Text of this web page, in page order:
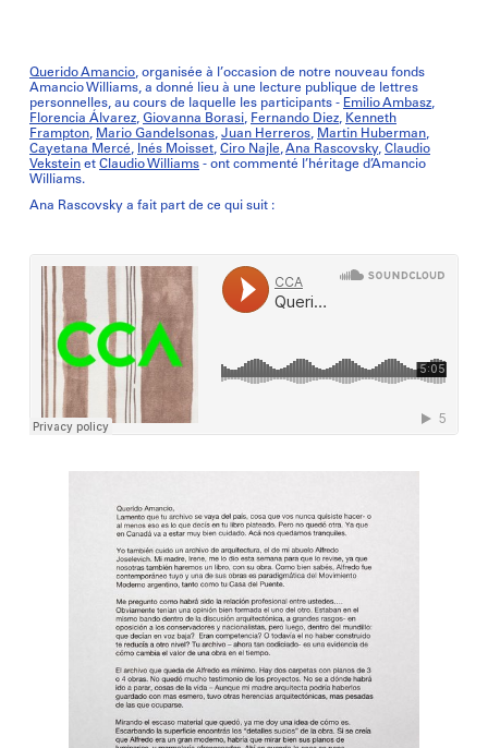
Querido Amancio, organisée à l’occasion de notre nouveau fonds
Amancio Williams, a donné lieu à une lecture publique de lettres
personnelles, au cours de laquelle les participants - Emilio Ambasz,
Florencia Álvarez, Giovanna Borasi, Fernando Diez, Kenneth
Frampton, Mario Gandelsonas, Juan Herreros, Martin Huberman,
Cayetana Mercé, Inés Moisset, Ciro Najle,Ana Rascovsky, Claudio
Vekstein et Claudio Williams - ont commenté l’héritage d’Amancio
Williams.
Ana Rascovsky a fait part de ce qui suit :